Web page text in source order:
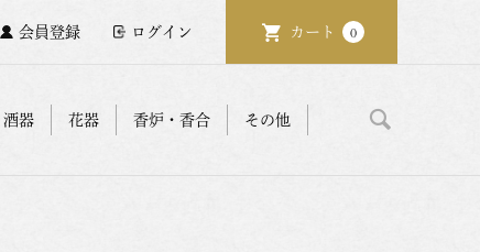
会員登録 ログイン カート 0
酒器 花器 香炉・香合 その他